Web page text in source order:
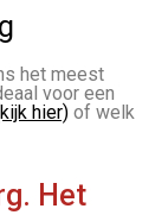
het meest
voor een
hier) of welk
Het